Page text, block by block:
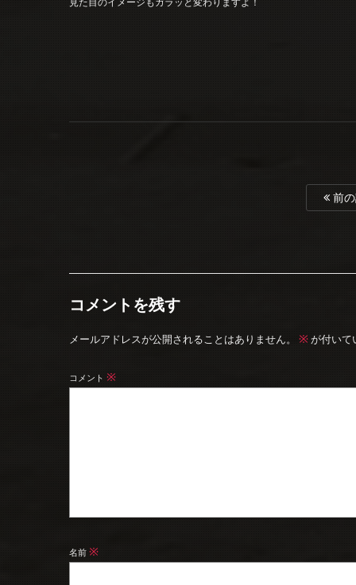
前の
コメントを残す
メールアドレスが公開されることはありません。 ※が付いて
コメント※
名前※